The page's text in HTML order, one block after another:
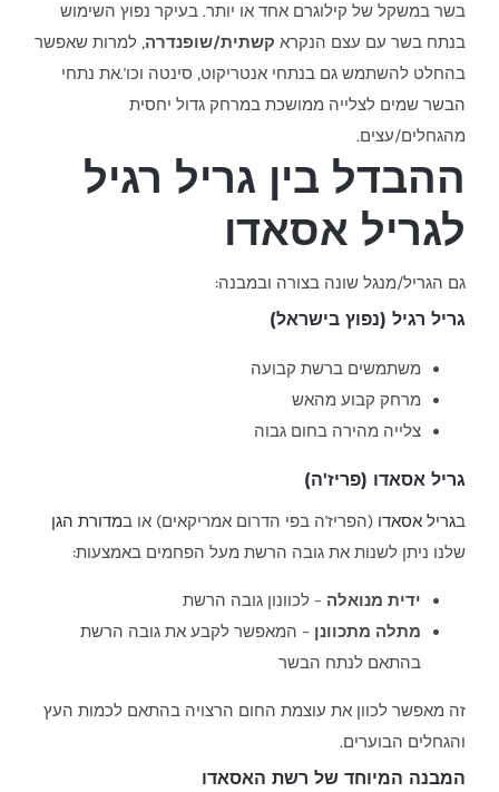
בשר במשקל של קילוגרם אחד או יותר. בעיקר נפוץ השימוש
בנתח בשר עם עצם הנקראקשתית/שופנדרה, למרות שאפשר
בהחלט להשתמש גם בנתחי אנטריקוט, סינטה וכו'.את נתחי
הבשר שמים לצלייה ממושכת במרחק גדול יחסית
מהגחלים/עצים.
ההבדל בין גריל רגיל
לגריל אסאדו
גם הגריל/מנגל שונה בצורה ובמבנה:
גריל רגיל (נפוץ בישראל)
משתמשים ברשת קבועה
מרחק קבוע מהאש
צלייה מהירה בחום גבוה
גריל אסאדו (פריז'ה)
גריל אסאדו(הפריז'ה בפי הדרום אמריקאים) או במדורת הגן
שלנו ניתן לשנות את גובה הרשת מעל הפחמים באמצעות:
ידית מנואלה– לכוונון גובה הרשת
מתלה מתכוונן– המאפשר לקבע את גובה הרשת
בהתאם לנתח הבשר
זה מאפשר לכוון את עוצמת החום הרצויה בהתאם לכמות העץ
והגחלים הבוערים.
המבנה המיוחד של רשת האסאדו